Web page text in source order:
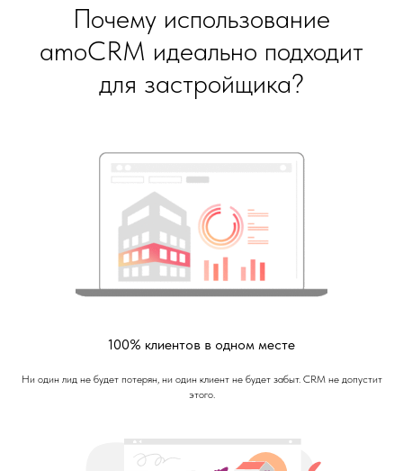
Почему использование
amoCRM идеально подходит
для застройщика?
100% клиентов в одном месте
Ни один лид не будет потерян, ни один клиент не будет забыт. CRM не допустит
этого.